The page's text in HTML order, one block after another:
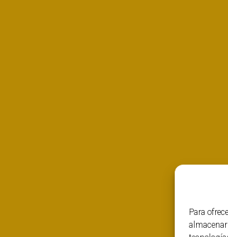
Para